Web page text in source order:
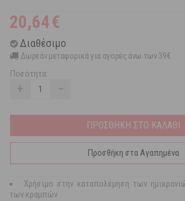
20,64€
Διαθέσιμο
Δωρεάν μεταφορικά για αγορές άνω των 39€
Ποσότητα:
+ −
ΠΡΟΣΘΗΚΗ ΣΤΟ ΚΑΛΑΘΙ
Προσθήκη στα Αγαπημένα
Χρήσιμο στην καταπολέμηση των
των κραμπών